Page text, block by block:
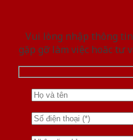
Vui lòng nhập thông
gặp gỡ làm việc hoăc tư